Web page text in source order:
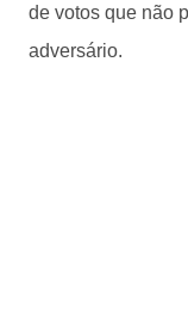
de votos que não
adversário.